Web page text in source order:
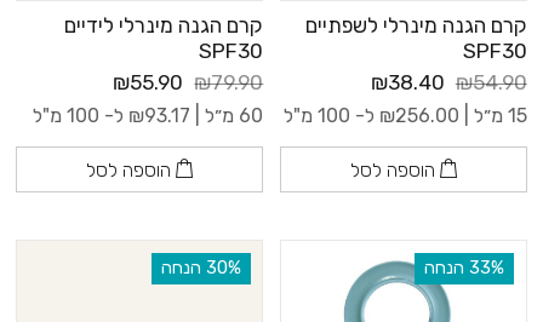
קרם הגנה מינרלי לשפתיים
SPF30
₪54.90
₪38.40
15 מ״ל | ₪256.00 ל- 100 מ"ל
הוספה לסל
קרם הגנה מינרלי לידיים
SPF30
₪79.90
₪55.90
60 מ״ל | ₪93.17 ל- 100 מ"ל
הוספה לסל
‫33% הנחה ‫30% הנחה